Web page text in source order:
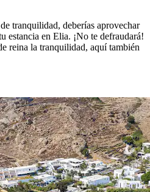
tranquilidad, deberías aprovechar
estancia en Elia. ¡No te defraudará!
reina la tranquilidad, aquí también